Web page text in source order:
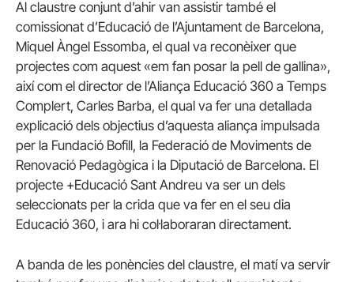
Al claustre conjunt d’ahir van assistir també el
comissionat d’Educació de l’Ajuntament de Barcelona,
Miquel Àngel Essomba, el qual va reconèixer que
projectes com aquest «em fan posar la pell de gallina»,
així com el director de l’Aliança Educació 360 a Temps
Complert, Carles Barba, el qual va fer una detallada
explicació dels objectius d’aquesta aliança impulsada
per la Fundació Bofill, la Federació de Moviments de
Renovació Pedagògica i la Diputació de Barcelona. El
projecte +Educació Sant Andreu va ser un dels
seleccionats per la crida que va fer en el seu dia
Educació 360, i ara hi col·laboraran directament.
A banda de les ponències del claustre, el matí va servir